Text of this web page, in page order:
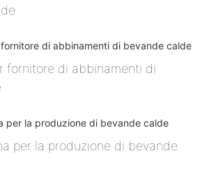
fornitore di abbinamenti di
per la produzione di bevande